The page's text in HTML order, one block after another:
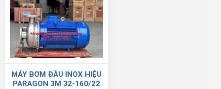
MÁY BƠM ĐẦU INOX HIỆU
PARAGON 3M 32-160/22